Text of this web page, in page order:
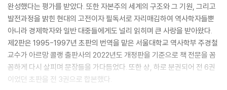
완성했다는 평가를 받았다. 또한 자본주의 세계의 구조와 그 기원, 그리고
발전과정을 밝힌 현대의 고전이자 필독서로 자리매김하여 역사학자들뿐
아니라 경제학자와 일반 대중들에게도 널리 읽히며 큰 사랑을 받아왔다.
제2판은 1995-1997년 초판의 번역을 맡은 서울대학교 역사학부 주경철
교수가 아르망 콜랭 출판사의 2022년도 개정판을 기준으로 책 전문을 꼼
꼼하게 다시 살피며 문장들을 가다듬었다. 또한 상, 하로 분권되어 전 6권
이었던 초판을 전 3권으로 합본했다.